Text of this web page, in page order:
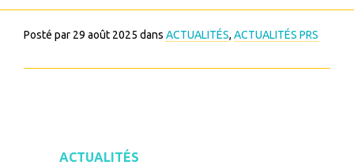
Posté par 29 août 2025 dans ACTUALITÉS, ACTUALITÉS PRS
ACTUALITÉS